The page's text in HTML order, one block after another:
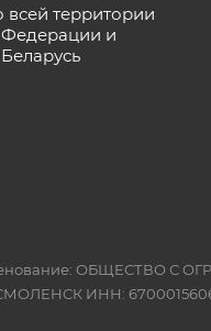
всей территории
и
ОБЩЕСТВО
ИНН: